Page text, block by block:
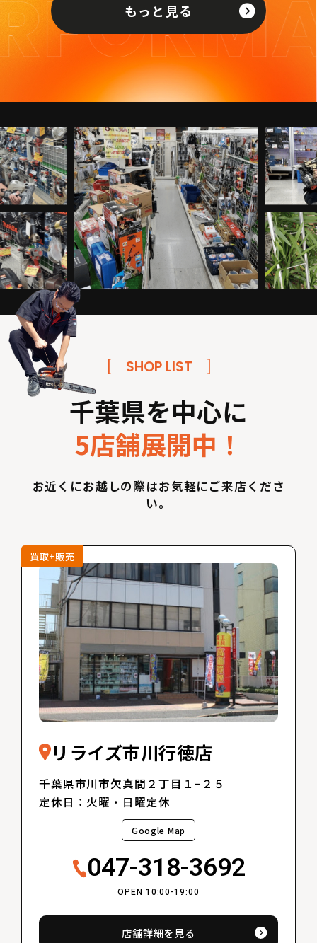
もっと見る
SHOP LIST
千葉県を中心に
5店舗展開中！
お近くにお越しの際はお気軽にご来店くださ
い。
買取+販売
リライズ市川行徳店
千葉県市川市欠真間２丁目１−２５
定休日：火曜・日曜定休
Google Map
047-318-3692
OPEN 10:00-19:00
店舗詳細を見る